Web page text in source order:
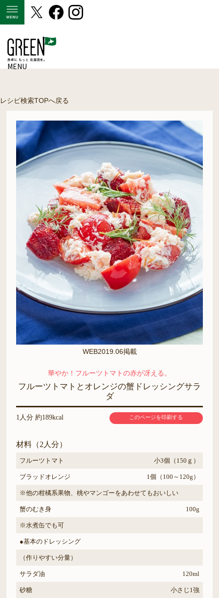
MENU
レシピ検索TOPへ戻る
WEB2019.06掲載
華やか！フルーツトマトの赤が冴える。
フルーツトマトとオレンジの蟹ドレッシングサラ
ダ
1人分 約189kcal このページを印刷する
材料（2人分）
フルーツトマト 小3個（150ｇ）
ブラッドオレンジ 1個（100～120g）
※他の柑橘系果物、桃やマンゴーをあわせてもおいしい
蟹のむき身 100g
※水煮缶でも可
●基本のドレッシング
（作りやすい分量）
サラダ油 120ml
砂糖 小さじ1強